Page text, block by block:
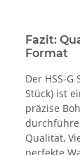
Fazit:
Format
Der HSS-
Stück) ist
präzise
Qualität,